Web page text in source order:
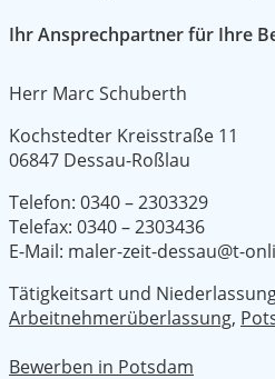
Ihr Ansprechpartner für Ihre
Herr Marc Schuberth
Kochstedter Kreisstraße 11
06847 Dessau-Roßlau
Telefon: 0340 – 2303329
Telefax: 0340 – 2303436
E-Mail: maler-zeit-dessau@t-
Tätigkeitsart und
Arbeitnehmerüberlassung,
Bewerben in Potsdam